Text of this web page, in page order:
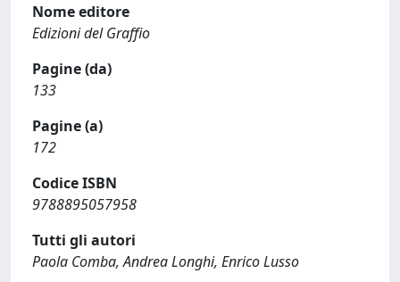
Nome editore
Edizioni del Graffio
Pagine (da)
133
Pagine (a)
172
Codice ISBN
9788895057958
Tutti gli autori
Paola Comba, Andrea Longhi, Enrico Lusso